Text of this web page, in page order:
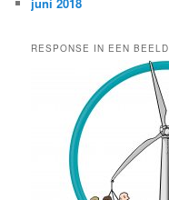
RESPONSE IN EEN BEELD